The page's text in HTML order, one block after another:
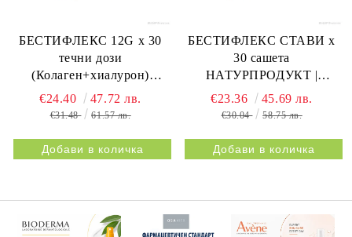
БЕСТИФЛЕКС 12G х 30
течни дози
(Колаген+хиалурон)
НАТУРПРОДУКТ |
BESTIFLEX 12G 30s
€24.40 47.72 лв.
€31.48 61.57 лв.
БЕСТИФЛЕКС СТАВИ х
30 сашета
НАТУРПРОДУКТ |
BESTIFLEX JOINTS 30s
NATURPRODUKT
€23.36 45.69 лв.
€30.04 58.75 лв.